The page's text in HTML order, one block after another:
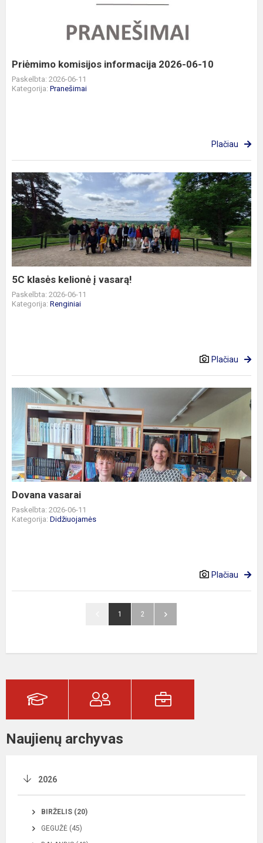
Priėmimo komisijos informacija 2026-06-10
Paskelbta: 2026-06-11
Kategorija: Pranešimai
Plačiau
5C
klasės
kelionė
vasarą!
5C klasės kelionė į vasarą!
Paskelbta: 2026-06-11
Kategorija: Renginiai
Plačiau
Dovana
vasarai
Dovana vasarai
Paskelbta: 2026-06-11
Kategorija: Didžiuojamės
Plačiau
1 2
Naujienų archyvas
2026
BIRŽELIS (20)
GEGUŽĖ (45)